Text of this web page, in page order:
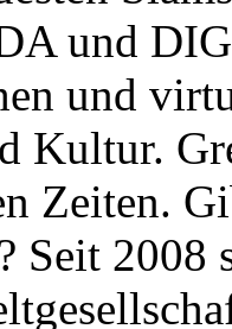
und
und
Kultur.
Zeiten.
Seit 2008